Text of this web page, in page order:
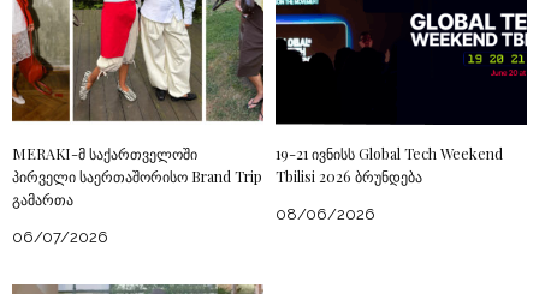
MERAKI-მ საქართველოში
პირველი საერთაშორისო Brand Trip
გამართა
06/07/2026
19-21 ივნისს Global Tech Weekend
Tbilisi 2026 ბრუნდება
08/06/2026